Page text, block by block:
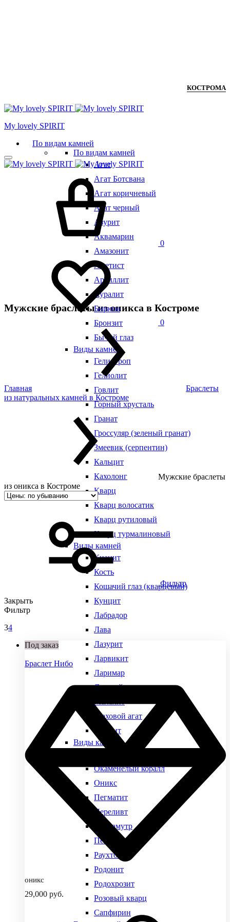
КОСТРОМА
Мy lovely SPIRIT
По видам камней
По видам камней
Агат
Агат Ботсвана
Агат коричневый
Агат черный
Азурит
Аквамарин
Амазонит
Аметист
Аргиллит
Ауралит
Бирюза
Бронзит
Бычий глаз
Виды камней
Гелиотроп
Гелиолит
Говлит
Горный хрусталь
Гранат
Гроссуляр (зеленый гранат)
Змеевик (серпентин)
Кальцит
Кахолонг
Кварц
Кварц волосатик
Кварц рутиловый
Кварц турмалиновый
Виды камней
Кианит
Кость
Кошачий глаз (кварцевый)
Кунцит
Лабрадор
Лава
Лазурит
Ларвикит
Ларимар
Лунный камень
Моховой агат
Нефрит
Виды камней
Окаменелый коралл
Оникс
Пегматит
Переливт
Перламутр
Петерсит
Раухтопаз
Родонит
Родохрозит
Розовый кварц
Сапфирин
0
0
Мужские браслеты из оникса в Костроме
Главная
Браслеты
из натуральных камней в Костроме
Мужские браслеты
из оникса в Костроме
Фильтр
Закрыть
Фильтр
34
Под заказ
Браслет Нибо
оникс
29,000 руб.